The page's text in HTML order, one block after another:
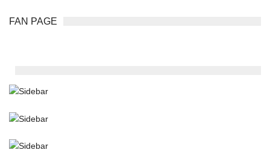
FAN PAGE